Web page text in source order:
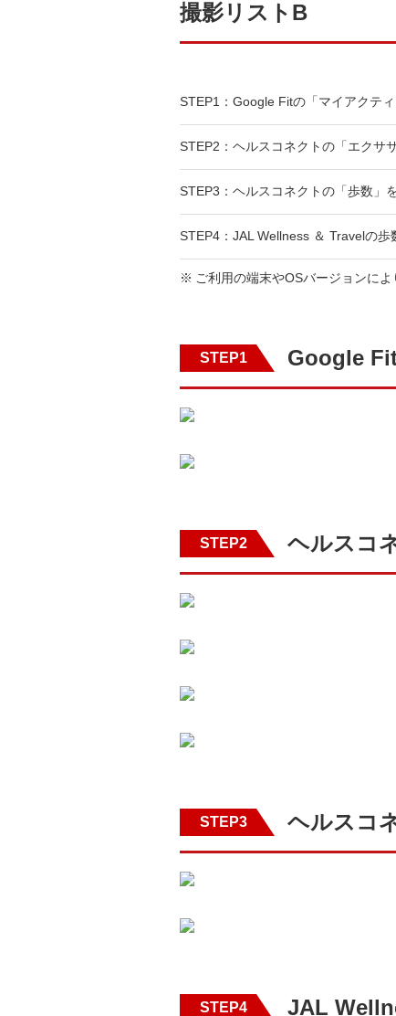
撮影リストB
STEP1：Google Fitの「マイアクテ
STEP2：ヘルスコネクトの「エクサ
STEP3：ヘルスコネクトの「歩数」
STEP4：JAL Wellness ＆ Travelの歩
ご利用の端末やOSバージョンに
STEP1 Google
STEP2 ヘルスコ
STEP3 ヘルスコ
STEP4 JAL